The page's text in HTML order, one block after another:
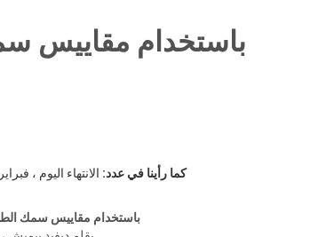
باستخدام مقاييس
كما رأينا في عدد: الانتهاء اليوم ، فبراير 2008 ؛ مجلة أداء المواد، سبتمبر 2004؛ مجلة كواليتي دايجست، أكتوبر 2004
باستخدام مقاييس سمك